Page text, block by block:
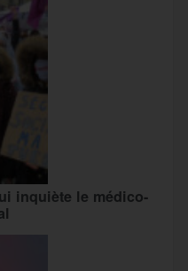
inquiète le médico-